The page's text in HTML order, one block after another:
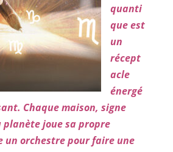
quanti
que est
un
récept
acle
énergé
Chaque maison, signe
joue sa propre
un orchestre pour faire une